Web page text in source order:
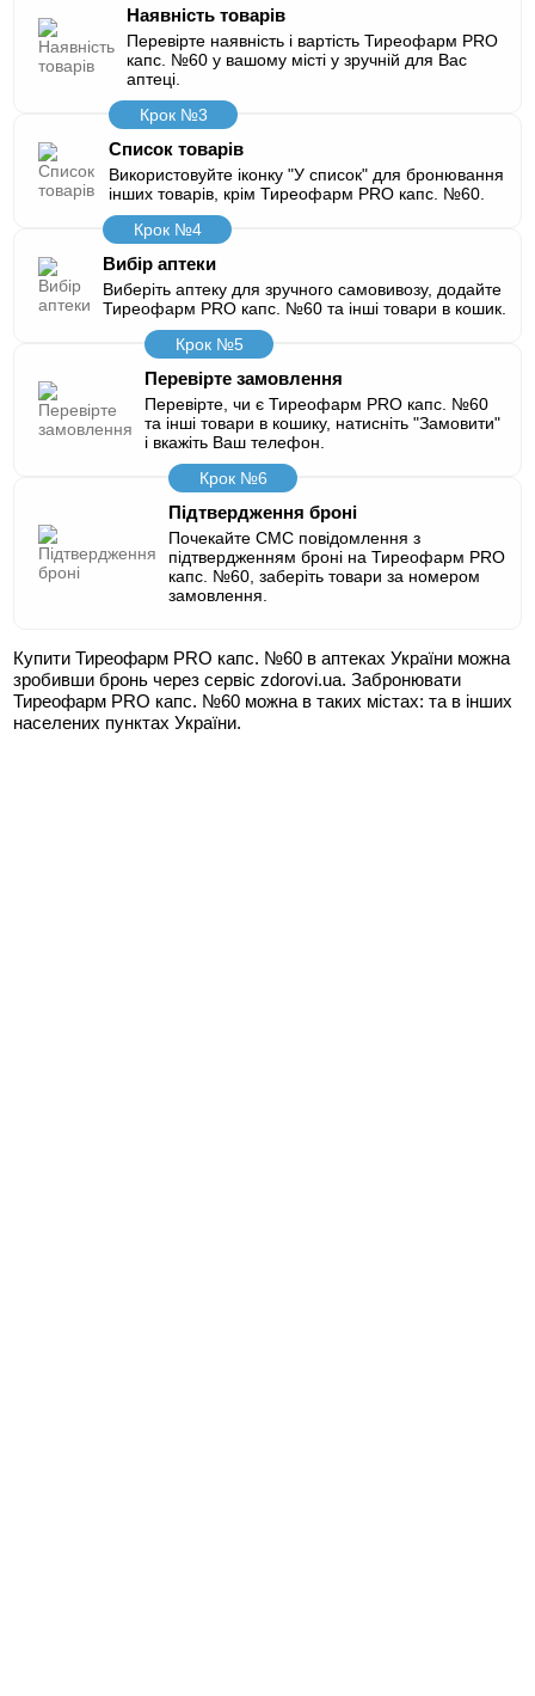
Наявність товарів
Перевірте наявність і вартість Тиреофарм PRO
капс. №60 у вашому місті у зручній для Вас
аптеці.
Крок №3
Список товарів
Використовуйте іконку "У список" для бронювання
інших товарів, крім Тиреофарм PRO капс. №60.
Крок №4
Вибір аптеки
Виберіть аптеку для зручного самовивозу, додайте
Тиреофарм PRO капс. №60 та інші товари в кошик.
Крок №5
Перевірте замовлення
Перевірте, чи є Тиреофарм PRO капс. №60
та інші товари в кошику, натисніть "Замовити"
і вкажіть Ваш телефон.
Крок №6
Підтвердження броні
Почекайте СМС повідомлення з
підтвердженням броні на Тиреофарм PRO
капс. №60, заберіть товари за номером
замовлення.
Купити Тиреофарм PRO капс. №60 в аптеках України можна
зробивши бронь через сервіс zdorovi.ua. Забронювати
Тиреофарм PRO капс. №60 можна в таких містах:та в інших
населених пунктах України.